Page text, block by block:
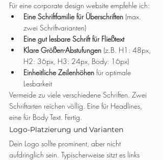
Für eine corporate design website empfehle ich:
Eine Schriftfamilie für Überschriften (max.
zwei Schriftvarianten)
Eine gut lesbare Schrift für Fließtext
Klare Größen-Abstufungen (z.B. H1: 48px,
H2: 36px, H3: 24px, Body: 16px)
Einheitliche Zeilenhöhen für optimale
Lesbarkeit
Vermeide zu viele verschiedene Schriften. Zwei
Schriftarten reichen völlig. Eine für Headlines,
eine für Body Text. Fertig.
Logo-Platzierung und Varianten
Dein Logo sollte prominent, aber nicht
aufdringlich sein. Typischerweise sitzt es links